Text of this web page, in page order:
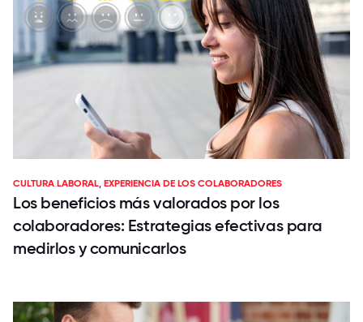
CULTURA LABORAL,EXPERIENCIA DE LOS COLABORADORES
Los beneficios más valorados por los
colaboradores: Estrategias efectivas para
medirlos y comunicarlos